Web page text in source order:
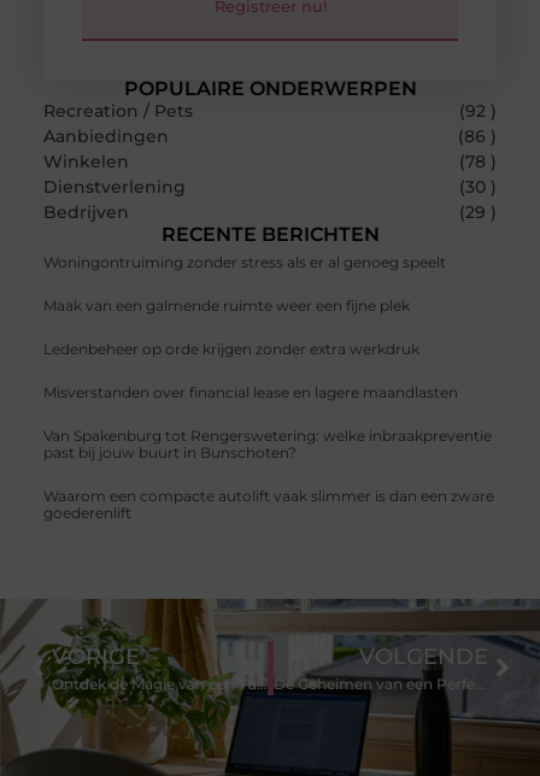
POPULAIRE ONDERWERPEN
Recreation / Pets
(92 )
Aanbiedingen
(86 )
Winkelen
(78 )
Dienstverlening
(30 )
Bedrijven
(29 )
RECENTE BERICHTEN
Woningontruiming zonder stress als er al genoeg speelt
Maak van een galmende ruimte weer een fijne plek
Ledenbeheer op orde krijgen zonder extra werkdruk
Misverstanden over financial lease en lagere maandlasten
Van Spakenburg tot Rengerswetering: welke inbraakpreventie
past bij jouw buurt in Bunschoten?
Waarom een compacte autolift vaak slimmer is dan een zware
goederenlift
Registreer nu!
VORIGE
Ontdek de Magie van een Tuinarchitect in Bussum voor Prachtige Buitenruimtes
VOLGENDE